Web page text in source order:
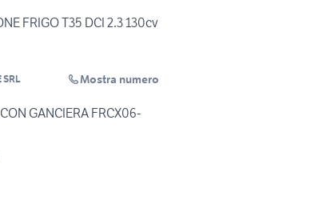
FRIGO T35 DCI 2.3 130cv
SRL Mostra numero
GANCIERA FRCX06-